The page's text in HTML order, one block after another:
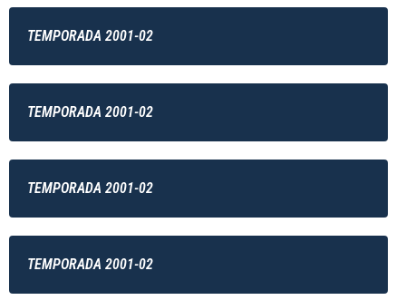
TEMPORADA 2001-02
TEMPORADA 2001-02
TEMPORADA 2001-02
TEMPORADA 2001-02